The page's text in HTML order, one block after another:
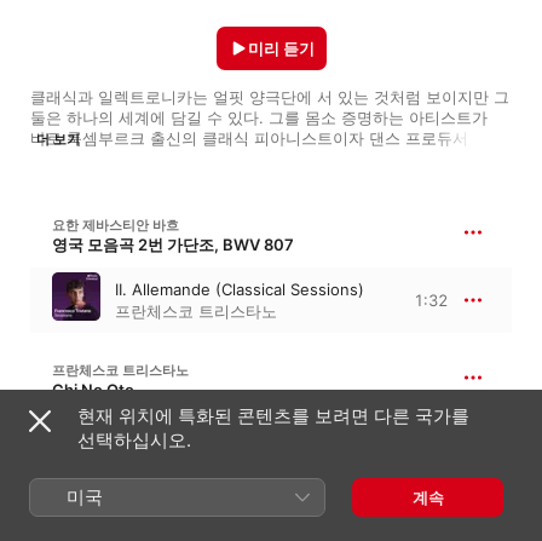
클래식과 일렉트로니카는 얼핏 양극단에 서 있는 것처럼 보이지만 그
둘은 하나의 세계에 담길 수 있다. 그를 몸소 증명하는 아티스트가
바로 룩셈부르크 출신의 클래식 피아니스트이자 댄스 프로듀서
구축한다. 날렵한 순발력과 거침없는 저돌성, 순도 높은 예술성을
한껏 발휘해 펼쳐 보인 광활하고 자유로운 음악적 상상력은 모두를
더 보기
미리 듣기
요한 제바스티안 바흐
영국 모음곡 2번 가단조, BWV 807
II. Allemande (Classical Sessions)
프란체스코 트리스타노
1:32
프란체스코 트리스타노
Chi No Oto
Chi No Oto
프란체스코 트리스타노
현재 위치에 특화된 콘텐츠를 보려면 다른 국가를
선택하십시오.
미국 계속